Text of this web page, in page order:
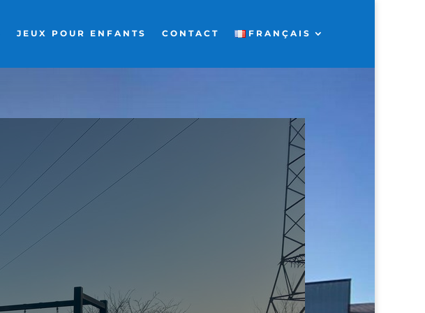
JEUX POUR ENFANTS CONTACT FRANÇAIS